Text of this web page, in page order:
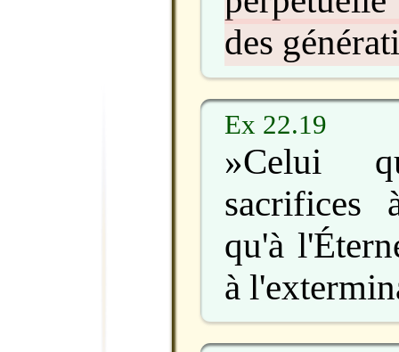
des
Ex 22.19
»Celui
sacrifices
qu'à
à